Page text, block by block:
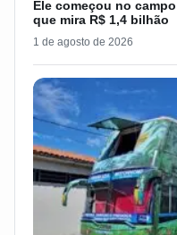
Ele começou no
que mira R$ 1,4 bilhão
1 de agosto de 2026